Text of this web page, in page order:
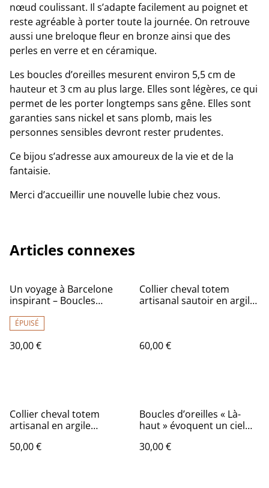
nœud coulissant. Il s’adapte facilement au poignet et
reste agréable à porter toute la journée. On retrouve
aussi une breloque fleur en bronze ainsi que des
perles en verre et en céramique.
Les boucles d’oreilles mesurent environ 5,5 cm de
hauteur et 3 cm au plus large. Elles sont légères, ce qui
permet de les porter longtemps sans gêne. Elles sont
garanties sans nickel et sans plomb, mais les
personnes sensibles devront rester prudentes.
Ce bijou s’adresse aux amoureux de la vie et de la
fantaisie.
Merci d’accueillir une nouvelle lubie chez vous.
Articles connexes
Un voyage à Barcelone
inspirant – Boucles
Gaudí
ÉPUISÉ
30,00 €
Collier cheval totem
artisanal sautoir en argile
60,00 €
Collier cheval totem
artisanal en argile
et liberté
50,00 €
Boucles d’oreilles « Là-
haut » évoquent un ciel
30,00 €